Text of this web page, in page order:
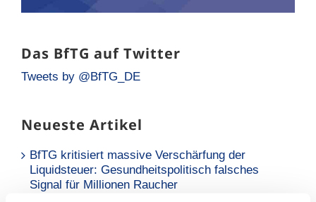
Das BfTG auf Twitter
Tweets by @BfTG_DE
Neueste Artikel
BfTG kritisiert massive Verschärfung der
Liquidsteuer: Gesundheitspolitisch falsches
Signal für Millionen Raucher